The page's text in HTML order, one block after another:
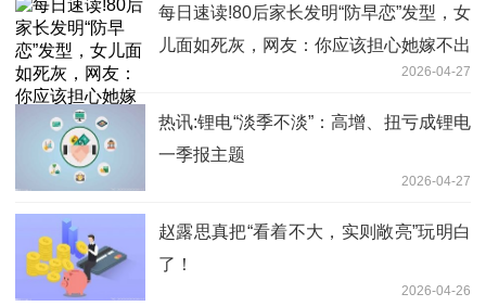
每日速读!80后家长发明“防早恋”发型，女
儿面如死灰，网友：你应该担心她嫁不出
2026-04-27
热讯:锂电“淡季不淡”：高增、扭亏成锂电
一季报主题
2026-04-27
赵露思真把“看着不大，实则敞亮”玩明白
了！
2026-04-26